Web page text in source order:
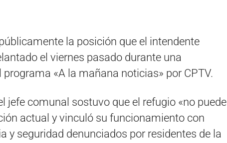
la posición que el intendente
el viernes pasado durante una
«A la mañana noticias» por CPTV.
jefe comunal sostuvo que el refugio «no puede
actual y vinculó su funcionamiento con
y seguridad denunciados por residentes de la